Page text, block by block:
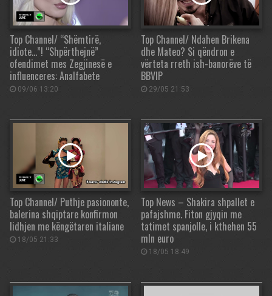
Top Channel/ “Shëmtirë,
idiote…”! “Shpërthejnë”
ofendimet mes Zegjinesë e
influenceres: Analfabete
09/06 13:20
Top Channel/ Ndahen Brikena
dhe Mateo? Si qëndron e
vërteta rreth ish-banorëve të
BBVIP
29/05 21:53
Top Channel/ Puthje pasiononte,
balerina shqiptare konfirmon
lidhjen me këngëtaren italiane
18/05 21:33
Top News – Shakira shpallet e
pafajshme. Fiton gjyqin me
tatimet spanjolle, i kthehen 55
mln euro
18/05 18:49